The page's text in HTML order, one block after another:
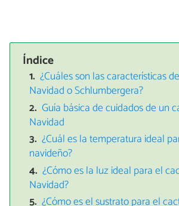
Índice
¿Cuáles son las características
Navidad o Schlumbergera?
Guía básica de cuidados de un
Navidad
¿Cuál es la temperatura ideal
navideño?
¿Cómo es la luz ideal para el
Navidad?
¿Cómo es el sustrato para el